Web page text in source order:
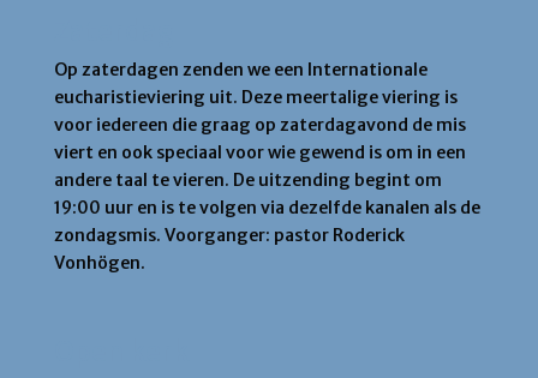
Op zaterdagen zenden we een Internationale
eucharistieviering uit. Deze meertalige viering is
voor iedereen die graag op zaterdagavond de mis
viert en ook speciaal voor wie gewend is om in een
andere taal te vieren. De uitzending begint om
19:00 uur en is te volgen via dezelfde kanalen als de
zondagsmis. Voorganger: pastor Roderick
Vonhögen.